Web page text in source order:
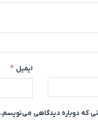
ایمیل *
که دوباره دیدگاهی می‌نویسم.